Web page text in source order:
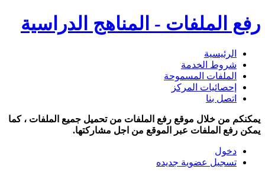
رفع الملفات - المناهج الدراسية
الرئيسية
شروط الخدمة
الملفات المسموحة
إحصائيات المركز
اتصل بنا
يمكنكم من خلال موقع رفع الملفات من تحميل جميع الملفات ، كما
يمكن رفع الملفات عبر الموقع من اجل مشاركتها.
دخول
تسجيل عضوية جديده